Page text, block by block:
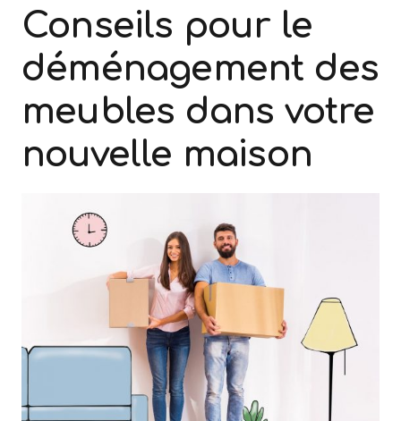
Conseils pour le
déménagement des
meubles dans votre
nouvelle maison